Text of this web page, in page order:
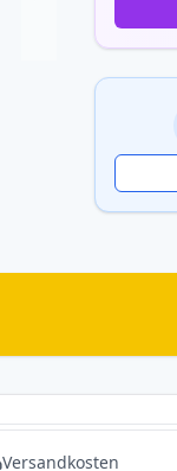
Versandkosten